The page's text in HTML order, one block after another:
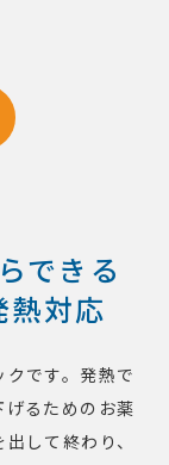
できる
熱対応
です。発熱で
るためのお薬
して終わり、